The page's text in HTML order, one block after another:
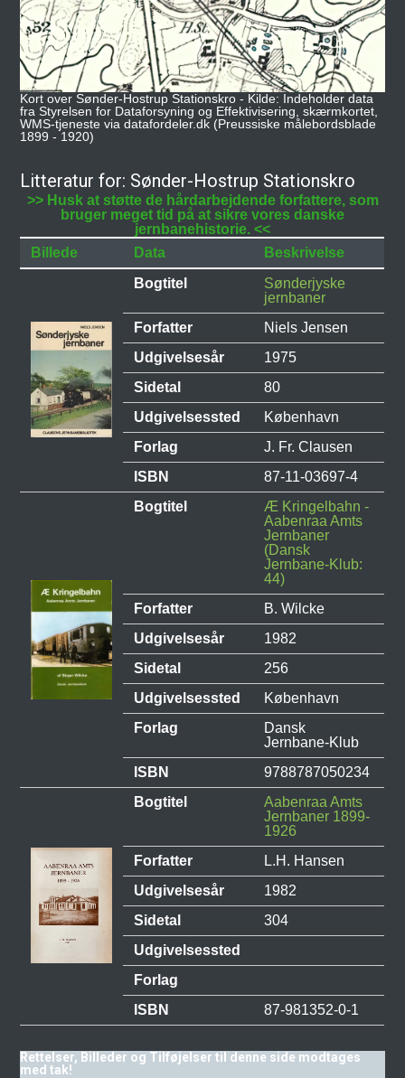
Kort over Sønder-Hostrup Stationskro - Kilde: Indeholder data
fra Styrelsen for Dataforsyning og Effektivisering, skærmkortet,
WMS-tjeneste via datafordeler.dk (Preussiske målebordsblade
1899 - 1920)
Litteratur for: Sønder-Hostrup Stationskro
>> Husk at støtte de hårdarbejdende forfattere, som
bruger meget tid på at sikre vores danske
jernbanehistorie. <<
Billede
Data
Beskrivelse
Bogtitel
Sønderjyske
jernbaner
Forfatter
Niels Jensen
Udgivelsesår
1975
Sidetal
80
Udgivelsessted
København
Forlag
J. Fr. Clausen
ISBN
87-11-03697-4
Bogtitel
Æ Kringelbahn -
Aabenraa Amts
Jernbaner
(Dansk
Jernbane-Klub:
44)
Forfatter
B. Wilcke
Udgivelsesår
1982
Sidetal
256
Udgivelsessted
København
Forlag
Dansk
Jernbane-Klub
ISBN
9788787050234
Bogtitel
Aabenraa Amts
Jernbaner 1899-
1926
Forfatter
L.H. Hansen
Udgivelsesår
1982
Sidetal
304
Udgivelsessted
Forlag
ISBN
87-981352-0-1
Rettelser, Billeder og Tilføjelser til denne side modtages
med tak!